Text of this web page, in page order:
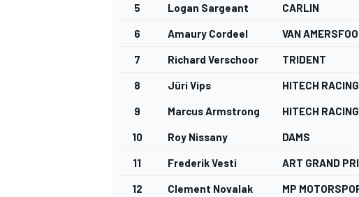
5 Logan Sargeant CARLIN
6 Amaury Cordeel VAN
7 Richard Verschoor TRIDENT
8 Jüri Vips HITECH RACING
9 Marcus Armstrong HITECH RACING
10 Roy Nissany DAMS
11 Frederik Vesti ART GRAND
12 Clement Novalak MP